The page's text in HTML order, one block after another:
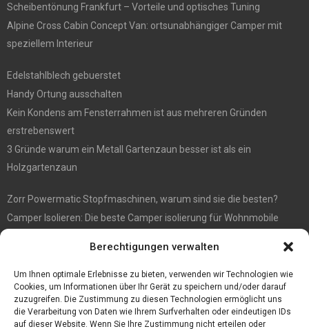
Berechtigungen verwalten
Um Ihnen optimale Erlebnisse zu bieten, verwenden wir Technologien wie
Cookies, um Informationen über Ihr Gerät zu speichern und/oder darauf
zuzugreifen. Die Zustimmung zu diesen Technologien ermöglicht uns
die Verarbeitung von Daten wie Ihrem Surfverhalten oder eindeutigen IDs
auf dieser Website. Wenn Sie Ihre Zustimmung nicht erteilen oder
Scheibentönung Frankfurt – Vorteile und optisches Tuning
Alpine Cross Cabin Concept Van: ortsunabhängiger Camper mit
speziellem Interieur
Edelstahlblech gebuerstet
Handy Ortung ausschalten
Kein Kondens am Fensterrahmen ist aus mehreren Gründen
erstrebenswert
3 Gründe warum ein Metall Gartenzaun besser ist als ein
Holzgartenzaun
Zorr Powermatic Stopfmaschinen, warum sind sie die besten?
Camper Isolieren: Die beste Camper isolierung für Wohnmobile
Immobilienmakler Gökay Gündüz
Masterarbeit auf Englisch: Anleitung zum Verfassen